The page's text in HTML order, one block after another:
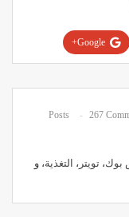
Google+
267
بوك، تويتر ، التغذية، و